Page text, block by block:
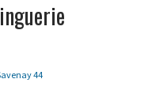
44